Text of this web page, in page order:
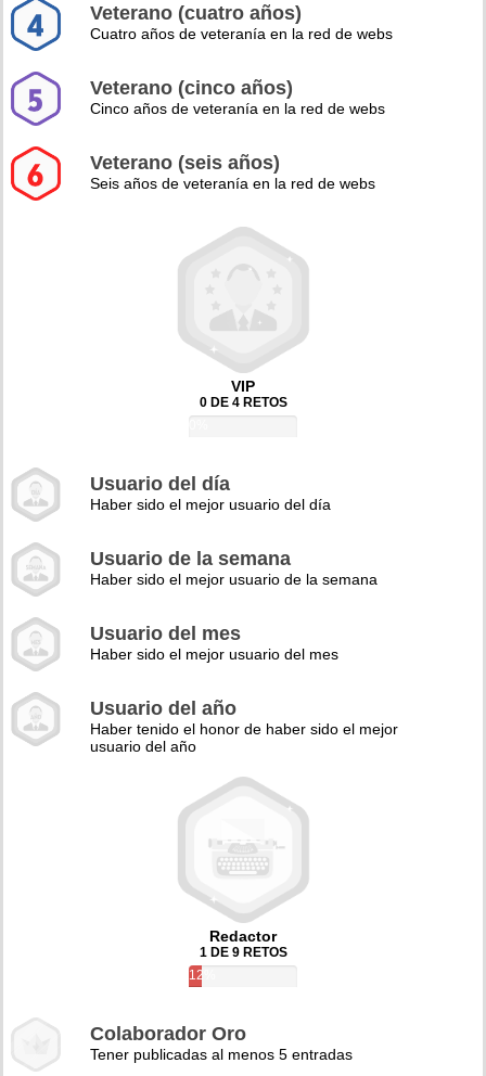
Veterano (cuatro años)
Cuatro años de veteranía en la red de webs
Veterano (cinco años)
Cinco años de veteranía en la red de webs
Veterano (seis años)
Seis años de veteranía en la red de webs
VIP
0 DE 4 RETOS
Usuario del día
Haber sido el mejor usuario del día
Usuario de la semana
Haber sido el mejor usuario de la semana
Usuario del mes
Haber sido el mejor usuario del mes
Usuario del año
Haber tenido el honor de haber sido el mejor
usuario del año
Redactor
1 DE 9 RETOS
12%
Colaborador Oro
Tener publicadas al menos 5 entradas